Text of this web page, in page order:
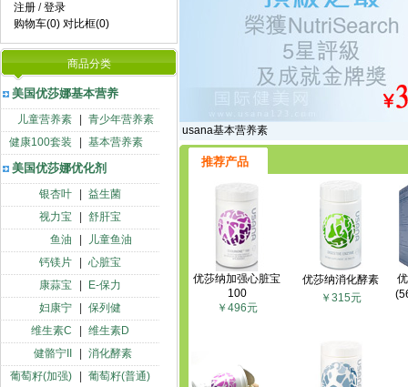
注册 /登录
购物车(0) 对比框(0)
商品分类
美国优莎娜基本营养
儿童营养素
青少年营养素
健康100套装
基本营养素
美国优莎娜优化剂
银杏叶
益生菌
视力宝
舒肝宝
鱼油
儿童鱼油
钙镁片
心脏宝
康蒜宝
E-保力
妇康宁
保列健
维生素C
维生素D
健骼宁II
消化酵素
葡萄籽(加强)
葡萄籽(普通)
usana基本营养素
推荐产品
优莎纳加强心脏宝
100
￥496元
优莎纳消化酵素
￥315元